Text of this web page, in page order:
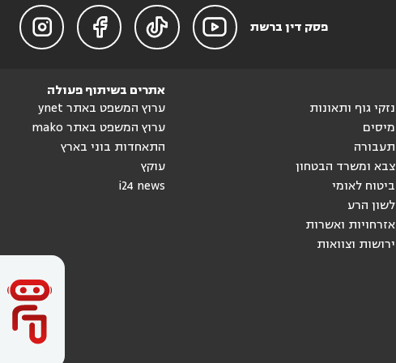
פסק דין ברשת 



נזקי גוף ותאונות
מיסים
תעבורה
צבא ומשרד הבטחון
ביטוח לאומי
לשון הרע
אזרחויות ואשרות
ירושות וצוואות
אתרים בשיתוף פעולה
ערוץ המשפט באתר ynet
ערוץ המשפט באתר mako
התאחדות בוני בארץ
עוקץ
i24 news